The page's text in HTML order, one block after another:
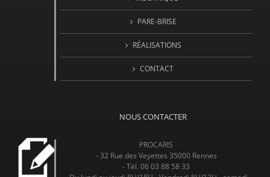
PARE-BRISE
RÉALISATIONS
CONTACT
NOUS CONTACTER
PROCARIS
- 32 Rue des Veyettes 35000 Rennes
- Tél. 06 03 88 58 33